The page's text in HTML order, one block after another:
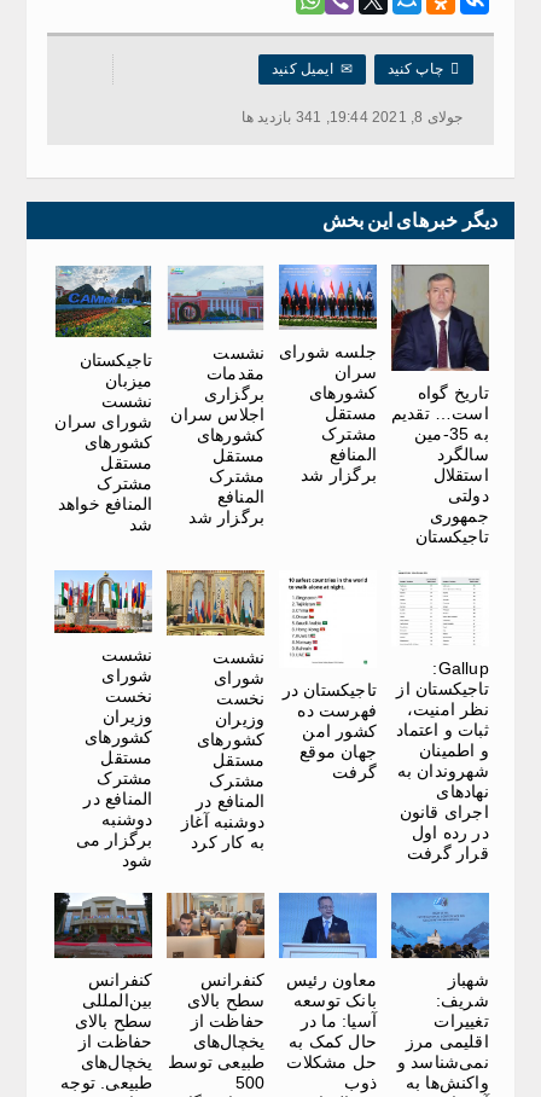
 چاپ کنید ✉ایمیل کنید
جولای 8, 2021 19:44, 341 بازدید ها
دیگر خبرهای این بخش
تاریخ گواه
است… تقدیم
به 35-مین
سالگرد
استقلال
دولتی
جمهوری
تاجیکستان
جلسه شورای
سران
کشورهای
مستقل
مشترک
المنافع
برگزار شد
نشست
مقدمات
برگزاری
اجلاس سران
کشورهای
مستقل
مشترک
المنافع
برگزار شد
تاجیکستان
میزبان
نشست
شورای سران
کشورهای
مستقل
مشترک
المنافع خواهد
شد
Gallup:
تاجیکستان از
نظر امنیت،
ثبات و اعتماد
و اطمینان
شهروندان به
نهادهای
اجرای قانون
در رده اول
قرار گرفت
تاجیکستان در
فهرست ده
کشور امن
جهان موقع
گرفت
نشست
شورای
نخست
وزیران
کشورهای
مستقل
مشترک
المنافع در
دوشنبه آغاز
به کار کرد
نشست
شورای
نخست
وزیران
کشورهای
مستقل
مشترک
المنافع در
دوشنبه
برگزار می
شود
شهباز
شریف:
تغییرات
اقلیمی مرز
نمی‌شناسد و
واکنش‌ها به
معاون رئیس
بانک توسعه
آسیا: ما در
حال کمک به
حل مشکلات
ذوب
کنفرانس
سطح بالای
حفاظت از
یخچال‌های
طبیعی توسط
500
کنفرانس
بین‌المللی
سطح بالای
حفاظت از
یخچال‌های
طبیعی. توجه